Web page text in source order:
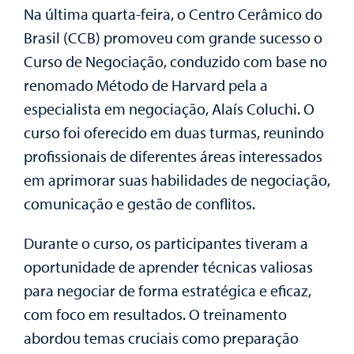
Na última quarta-feira, o Centro Cerâmico do
Brasil (CCB) promoveu com grande sucesso o
Curso de Negociação, conduzido com base no
renomado Método de Harvard pela a
especialista em negociação, Alaís Coluchi. O
curso foi oferecido em duas turmas, reunindo
profissionais de diferentes áreas interessados
em aprimorar suas habilidades de negociação,
comunicação e gestão de conflitos.
Durante o curso, os participantes tiveram a
oportunidade de aprender técnicas valiosas
para negociar de forma estratégica e eficaz,
com foco em resultados. O treinamento
abordou temas cruciais como preparação